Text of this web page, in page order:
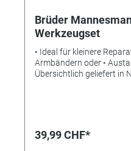
Brüder
Werkzeugset
• Ideal für kleinere Reparaturen •
Armbändern oder •
Übersichtlich geliefert in
39,99 CHF*